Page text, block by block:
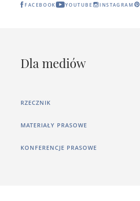
FACEBOOK YOUTUBE INSTAGRAM
Dla mediów
RZECZNIK
MATERIAŁY PRASOWE
KONFERENCJE PRASOWE